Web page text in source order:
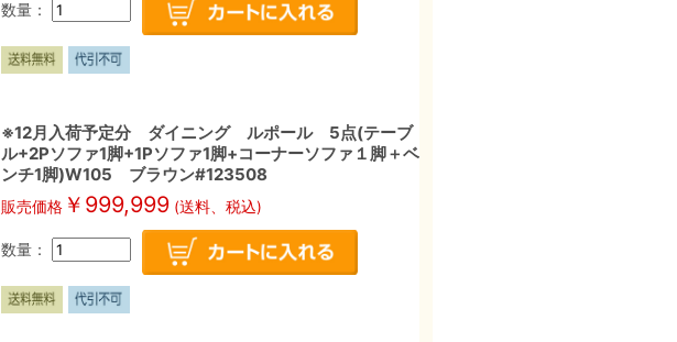
数量：
※12月入荷予定分 ダイニング ルポール 5点(テーブ
ル+2Pソファ1脚+1Pソファ1脚+コーナーソファ１脚＋ベ
ンチ1脚)W105 ブラウン#123508
販売価格￥ 999,999(送料、税込)
数量：